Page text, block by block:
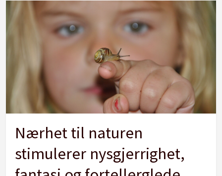
Nærhet til naturen
stimulerer nysgjerrighet,